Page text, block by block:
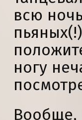
всю
ногу
Вообще,